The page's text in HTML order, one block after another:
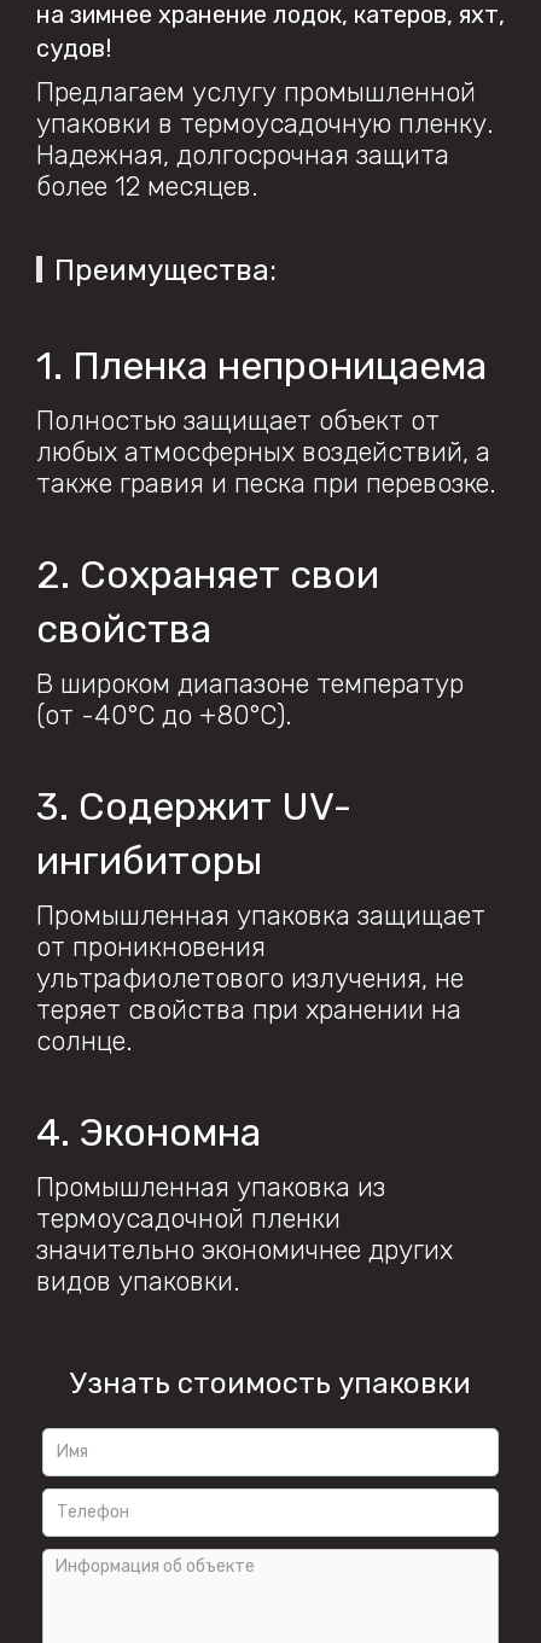
на зимнее хранение лодок, катеров, яхт,
судов!
Предлагаем услугу промышленной
упаковки в термоусадочную пленку.
Надежная, долгосрочная защита
более 12 месяцев.
Преимущества:
1. Пленка непроницаема
Полностью защищает объект от
любых атмосферных воздействий, а
также гравия и песка при перевозке.
2. Сохраняет свои
свойства
В широком диапазоне температур
(от -40°С до +80°С).
3. Содержит UV-
ингибиторы
Промышленная упаковка защищает
от проникновения
ультрафиолетового излучения, не
теряет свойства при хранении на
солнце.
4. Экономна
Промышленная упаковка из
термоусадочной пленки
значительно экономичнее других
видов упаковки.
Узнать стоимость упаковки